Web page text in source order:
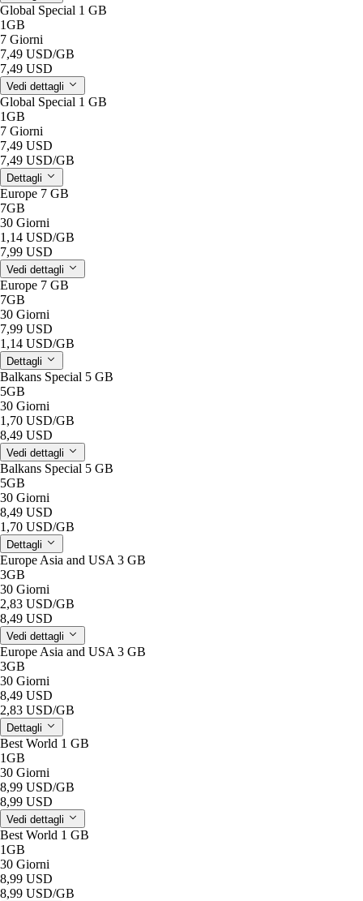
Global Special 1 GB
1GB
7 Giorni
7,49 USD/GB
7,49 USD
Vedi dettagli
Global Special 1 GB
1GB
7 Giorni
7,49 USD
7,49 USD/GB
Dettagli
Europe 7 GB
7GB
30 Giorni
1,14 USD/GB
7,99 USD
Vedi dettagli
Europe 7 GB
7GB
30 Giorni
7,99 USD
1,14 USD/GB
Dettagli
Balkans Special 5 GB
5GB
30 Giorni
1,70 USD/GB
8,49 USD
Vedi dettagli
Balkans Special 5 GB
5GB
30 Giorni
8,49 USD
1,70 USD/GB
Dettagli
Europe Asia and USA 3 GB
3GB
30 Giorni
2,83 USD/GB
8,49 USD
Vedi dettagli
Europe Asia and USA 3 GB
3GB
30 Giorni
8,49 USD
2,83 USD/GB
Dettagli
Best World 1 GB
1GB
30 Giorni
8,99 USD/GB
8,99 USD
Vedi dettagli
Best World 1 GB
1GB
30 Giorni
8,99 USD
8,99 USD/GB